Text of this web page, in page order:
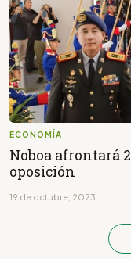
ECONOMÍA
Noboa afrontará
oposición
19 de octubre, 2023